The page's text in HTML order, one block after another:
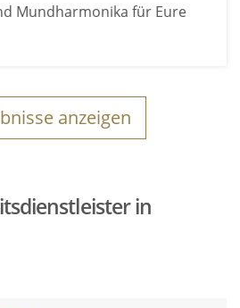
Mundharmonika für Eure
anzeigen
in